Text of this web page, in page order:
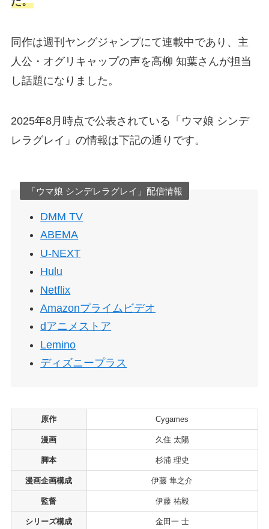
同作は週刊ヤングジャンプにて連載中であり、主
人公・オグリキャップの声を高柳 知葉さんが担当
し話題になりました。
2025年8月時点で公表されている「ウマ娘 シンデ
レラグレイ」の情報は下記の通りです。
「ウマ娘 シンデレラグレイ」配信情報
DMM TV
ABEMA
U-NEXT
Hulu
Netflix
Amazonプライムビデオ
dアニメストア
Lemino
ディズニープラス
原作 Cygames
漫画 久住 太陽
脚本 杉浦 理史
漫画企画構成 伊藤 隼之介
監督 伊藤 祐毅
シリーズ構成 金田一 士